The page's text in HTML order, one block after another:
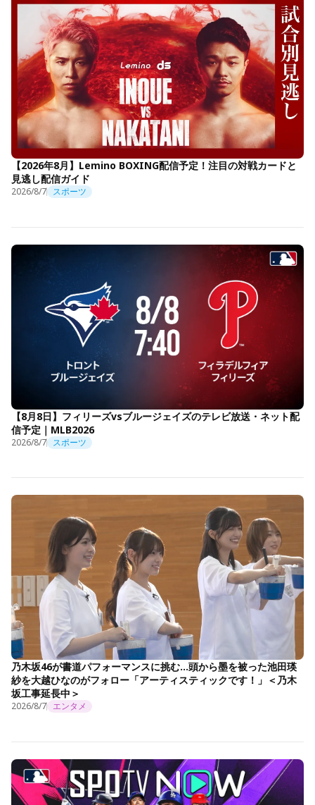
【2026年8月】Lemino BOXING配信予定！注目の対戦カードと
見逃し配信ガイド
2026/8/7 スポーツ
【8月8日】フィリーズvsブルージェイズのテレビ放送・ネット配
信予定｜MLB2026
2026/8/7 スポーツ
乃木坂46が書道パフォーマンスに挑む…頭から墨を被った池田瑛
紗を大越ひなのがフォロー「アーティスティックです！」＜乃木
坂工事延長中＞
2026/8/7 エンタメ